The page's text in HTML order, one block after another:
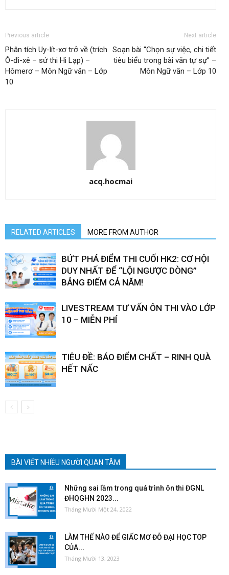
Previous article
Phân tích Uy-lít-xơ trở về (trích
Ô-đi-xê – sử thi Hi Lạp) –
Hômerơ – Môn Ngữ văn – Lớp
10
Next article
Soạn bài “Chọn sự việc, chi tiết
tiêu biểu trong bài văn tự sự” –
Môn Ngữ văn – Lớp 10
acq.hocmai
RELATED ARTICLES MORE FROM AUTHOR
BỨT PHÁ ĐIỂM THI CUỐI HK2: CƠ HỘI
DUY NHẤT ĐỂ “LỘI NGƯỢC DÒNG”
BẢNG ĐIỂM CẢ NĂM!
LIVESTREAM TƯ VẤN ÔN THI VÀO LỚP
10 – MIỄN PHÍ
TIÊU ĐỀ: BÁO ĐIỂM CHẤT – RINH QUÀ
HẾT NẤC
BÀI VIẾT NHIỀU NGƯỜI QUAN TÂM
Những sai lầm trong quá trình ôn thi ĐGNL
ĐHQGHN 2023...
Tháng Mười Một 24, 2022
LÀM THẾ NÀO ĐỂ GIẤC MƠ ĐỖ ĐẠI HỌC TOP
CỦA...
Tháng Mười 13, 2023